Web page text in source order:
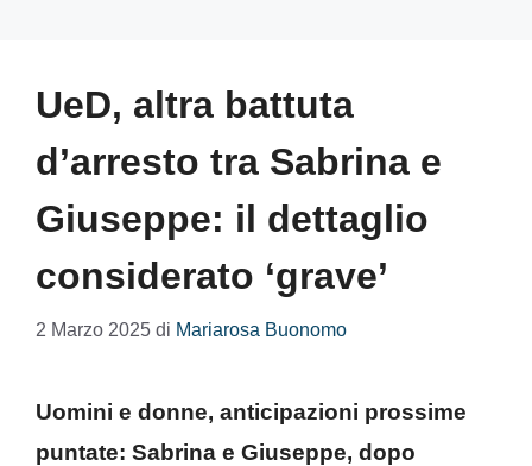
UeD, altra battuta
d’arresto tra Sabrina e
Giuseppe: il dettaglio
considerato ‘grave’
2 Marzo 2025 di Mariarosa Buonomo
Uomini e donne, anticipazioni prossime
puntate: Sabrina e Giuseppe, dopo